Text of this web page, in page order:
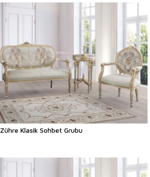
Zühre Klasik Sohbet Grubu